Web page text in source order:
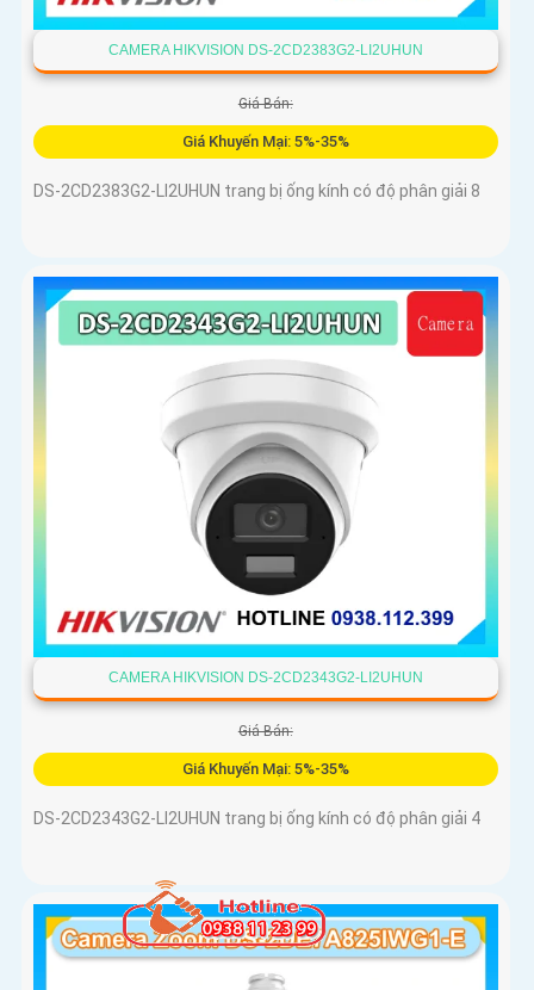
CAMERA HIKVISION DS-2CD2383G2-LI2UHUN
Giá Bán:
Giá Khuyến Mại: 5%-35%
DS-2CD2383G2-LI2UHUN trang bị ống kính có độ phân giải 8
CAMERA HIKVISION DS-2CD2343G2-LI2UHUN
Giá Bán:
Giá Khuyến Mại: 5%-35%
DS-2CD2343G2-LI2UHUN trang bị ống kính có độ phân giải 4